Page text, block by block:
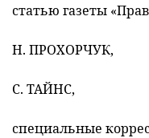
статью газеты
Н. ПРОХОРЧУК,
С. ТАЙНС,
специальные